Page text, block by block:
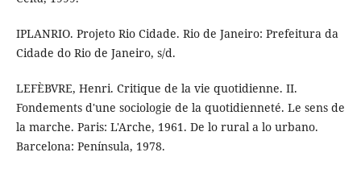
IPLANRIO. Projeto Rio Cidade. Rio de Janeiro: Prefeitura da
Cidade do Rio de Janeiro, s/d.
LEFÈBVRE, Henri. Critique de la vie quotidienne. II.
Fondements d'une sociologie de la quotidienneté. Le sens de
la marche. Paris: L'Arche, 1961. De lo rural a lo urbano.
Barcelona: Península, 1978.